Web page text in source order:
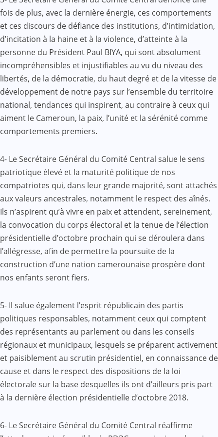
fois de plus, avec la dernière énergie, ces comportements
et ces discours de défiance des institutions, d’intimidation,
d’incitation à la haine et à la violence, d’atteinte à la
personne du Président Paul BIYA, qui sont absolument
incompréhensibles et injustifiables au vu du niveau des
libertés, de la démocratie, du haut degré et de la vitesse de
développement de notre pays sur l’ensemble du territoire
national, tendances qui inspirent, au contraire à ceux qui
aiment le Cameroun, la paix, l’unité et la sérénité comme
comportements premiers.
4- Le Secrétaire Général du Comité Central salue le sens
patriotique élevé et la maturité politique de nos
compatriotes qui, dans leur grande majorité, sont attachés
aux valeurs ancestrales, notamment le respect des aînés.
Ils n’aspirent qu’à vivre en paix et attendent, sereinement,
la convocation du corps électoral et la tenue de l’élection
présidentielle d’octobre prochain qui se déroulera dans
l’allégresse, afin de permettre la poursuite de la
construction d’une nation camerounaise prospère dont
nos enfants seront fiers.
5- Il salue également l’esprit républicain des partis
politiques responsables, notamment ceux qui comptent
des représentants au parlement ou dans les conseils
régionaux et municipaux, lesquels se préparent activement
et paisiblement au scrutin présidentiel, en connaissance de
cause et dans le respect des dispositions de la loi
électorale sur la base desquelles ils ont d’ailleurs pris part
à la dernière élection présidentielle d’octobre 2018.
6- Le Secrétaire Général du Comité Central réaffirme